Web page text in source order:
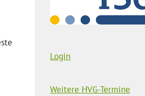
Login
Weitere HVG-Termine